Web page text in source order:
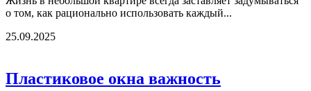
о том, как рационально использовать каждый...
25.09.2025
Пластиковое окна важность